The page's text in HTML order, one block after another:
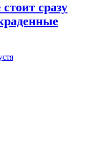
сразу